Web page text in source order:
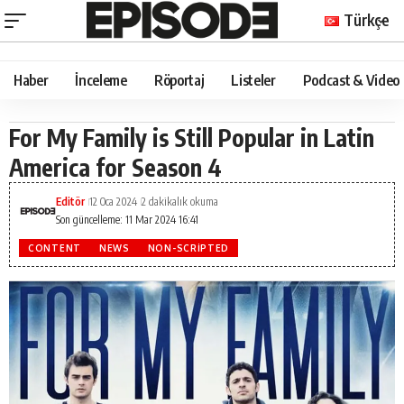
Türkçe
Haber İnceleme Röportaj Listeler Podcast & Video
For My Family is Still Popular in Latin
America for Season 4
Son güncelleme: 11 Mar 2024 16:41
Editör 12 Oca 2024 2 dakikalık okuma
CONTENT NEWS NON-SCRIPTED